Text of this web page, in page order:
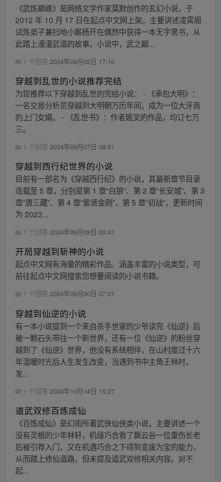
《武炼巅峰》是网络文学作家莫默创作的玄幻小说，于
2012 年 10 月 17 日在起点中文网上架。主要讲述凌霄阁
试炼弟子兼扫地小厮杨开在偶然中获得一本无字黑书，从
此踏上漫漫武道的故事。小说中，武之巅...
1 个回答 2024年09月02日 17:16
穿越到乱世的小说推荐完结
为您推荐以下穿越到乱世的完结小说： - 《承包大明》：
一名交易分析员穿越到大明朝万历年间，成为一位大牙商
的上门女婿。 - 《乱世书》：作者姬叉的作品，均订七万
三。
1 个回答 2024年09月07日 08:51
穿越到西行纪世界的小说
目前有一部名为《穿越西行纪》的小说，其最新章节目录
连载至 5 章，分别是第 1 章“白狼”、第 2 章“长安城”、第 3
章“唐三藏”、第 4 章“紫贤金刚”、第 5 章“初战”，更新时间
为 2023...
1 个回答 2024年09月08日 00:47
开局穿越到斩神的小说
起点中文网有海量的精彩作品，涵盖丰富的小说类型，可
前往起点中文网搜索您想要阅读的小说书籍。
1 个回答 2024年09月30日 07:01
穿越到仙逆的小说
有一本小说提到一个来自杀手世家的少爷读完《仙逆》后
被一颗石头带往一个新世界，还有一位《仙逆》的粉丝穿
越到了《仙逆》世界，他没有系统相伴，在山村度过十六
年温暖时光后人生发生改变，当遇到书中主角王林时，
发...
1 个回答 2024年10月14日 15:27
道武双修百炼成仙
《百炼成仙》是幻雨所著武侠仙侠类小说，主要讲述一个
没有灵根的少年林轩，机缘巧合救了飘云谷一位重伤长老
后被引荐入门，又在机遇巧合之下得到变废为宝的能力，
从而踏上修仙道路，但未提及道武双修相关内容。对不
起...